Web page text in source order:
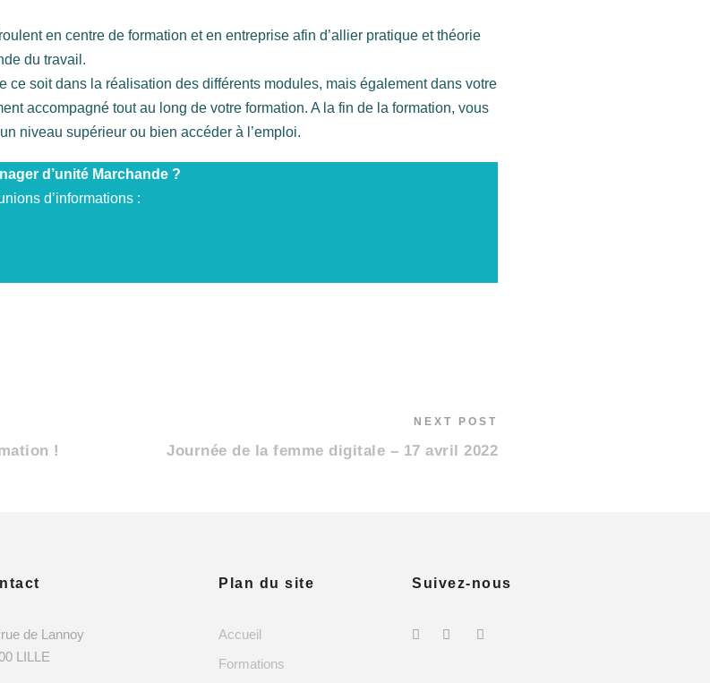
en centre de formation et en entreprise afin d’allier pratique et théorie
du travail.
ce soit dans la réalisation des différents modules, mais également dans votre
accompagné tout au long de votre formation. A la fin de la formation, vous
niveau supérieur ou bien accéder à l’emploi.
d’unité Marchande ?
d’informations :
!
NEXT POST
Journée de la femme digitale – 17 avril 2022
de Lannoy
LILLE
Plan du site
Accueil
Formations
Suivez-nous